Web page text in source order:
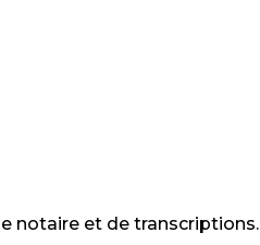
notaire et de transcriptions.